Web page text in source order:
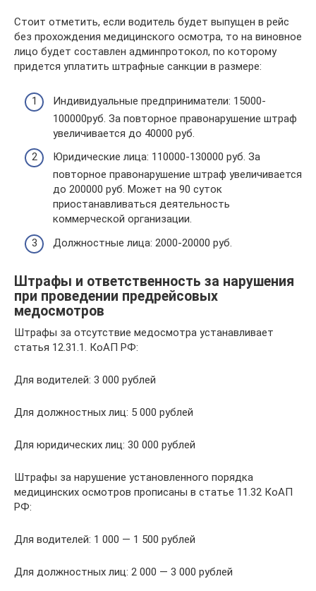
Стоит отметить, если водитель будет выпущен в рейс
без прохождения медицинского осмотра, то на виновное
лицо будет составлен админпротокол, по которому
придется уплатить штрафные санкции в размере:
Индивидуальные предприниматели: 15000-
100000руб. За повторное правонарушение штраф
увеличивается до 40000 руб.
Юридические лица: 110000-130000 руб. За
повторное правонарушение штраф увеличивается
до 200000 руб. Может на 90 суток
приостанавливаться деятельность
коммерческой организации.
Должностные лица: 2000-20000 руб.
Штрафы и ответственность за нарушения
при проведении предрейсовых
медосмотров
Штрафы за отсутствие медосмотра устанавливает
статья 12.31.1. КоАП РФ:
Для водителей: 3 000 рублей
Для должностных лиц: 5 000 рублей
Для юридических лиц: 30 000 рублей
Штрафы за нарушение установленного порядка
медицинских осмотров прописаны в статье 11.32 КоАП
РФ:
Для водителей: 1 000 — 1 500 рублей
Для должностных лиц: 2 000 — 3 000 рублей